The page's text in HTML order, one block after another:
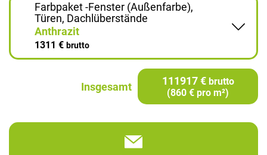
Farbpaket -Fenster (Außenfarbe),
Türen, Dachlüberstände
Anthrazit
1311 € brutto
Insgesamt 111917 € brutto
(860 € pro m²)